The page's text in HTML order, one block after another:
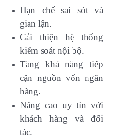
Hạn chế sai sót và
gian lận.
Cải thiện hệ thống
kiểm soát nội bộ.
Tăng khả năng tiếp
cận nguồn vốn ngân
hàng.
Nâng cao uy tín với
khách hàng và đối
tác.